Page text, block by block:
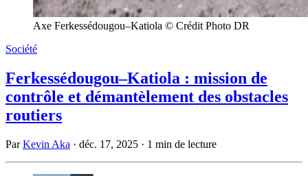
Axe Ferkessédougou–Katiola © Crédit Photo DR
Société
Ferkessédougou–Katiola : mission de
contrôle et démantèlement des obstacles
routiers
ParKevin Aka · déc. 17, 2025 · 1 min de lecture